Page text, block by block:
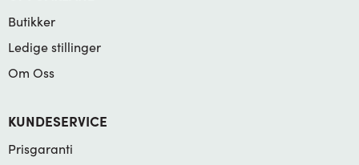
Butikker
Ledige stillinger
Om Oss
KUNDESERVICE
Prisgaranti